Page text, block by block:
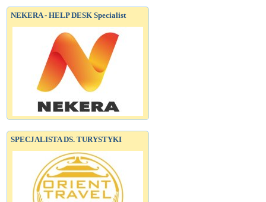
NEKERA - HELP DESK Specialist
SPECJALISTA DS. TURYSTYKI